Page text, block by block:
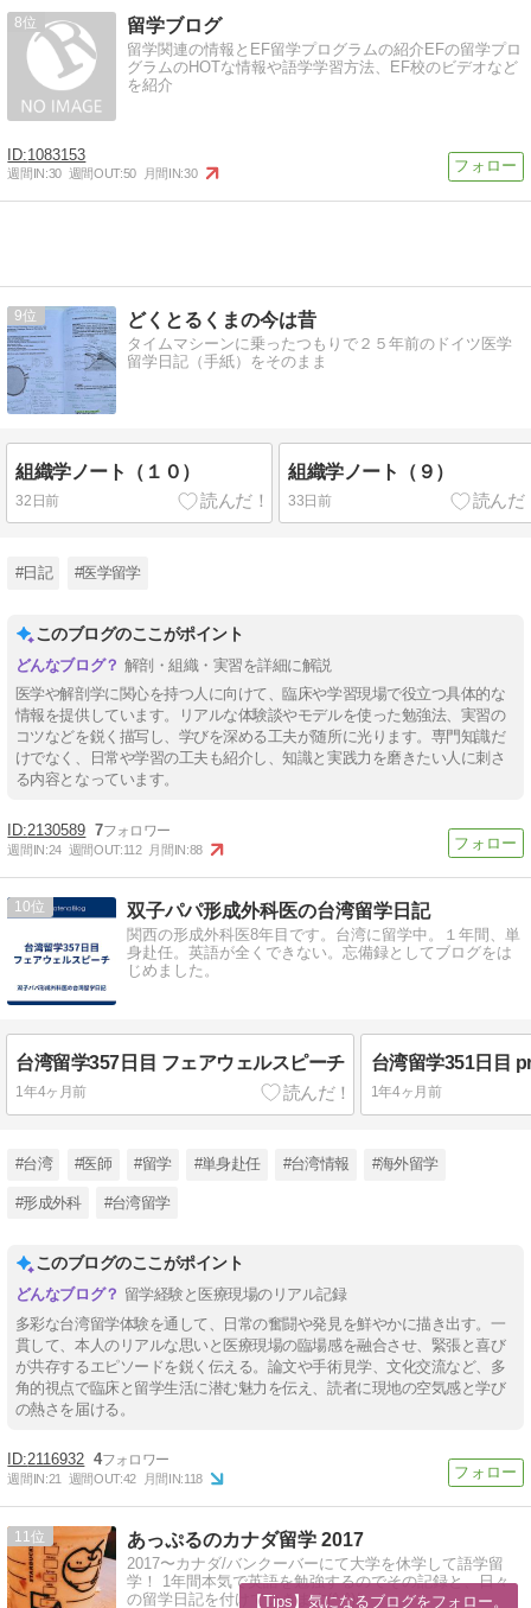
8 留学ブログ
留学関連の情報とEF留学プログラムの紹介EFの留学プロ
グラムのHOTな情報や語学学習方法、EF校のビデオなど
を紹介
1083153
週間IN:30 週間OUT:50 月間IN:30
9 どくとるくまの今は昔
タイムマシーンに乗ったつもりで２５年前のドイツ医学
留学日記（手紙）をそのまま
組織学ノート（１０）
32日前
組織学ノート（９）
33日前
#日記 #医学留学
このブログのここがポイント
解剖・組織・実習を詳細に解説
医学や解剖学に関心を持つ人に向けて、臨床や学習現場で役立つ具体的な
情報を提供しています。リアルな体験談やモデルを使った勉強法、実習の
コツなどを鋭く描写し、学びを深める工夫が随所に光ります。専門知識だ
けでなく、日常や学習の工夫も紹介し、知識と実践力を磨きたい人に刺さ
る内容となっています。
2130589 7
週間IN:24 週間OUT:112 月間IN:88
10 双子パパ形成外科医の台湾留学日記
関西の形成外科医8年目です。台湾に留学中。１年間、単
身赴任。英語が全くできない。忘備録としてブログをは
じめました。
台湾留学357日目 フェアウェルスピーチ
1年4ヶ月前
台湾留学351日目
1年4ヶ月前
#台湾 #医師 #留学 #単身赴任 #台湾情報 #海外留学
#形成外科 #台湾留学
このブログのここがポイント
留学経験と医療現場のリアル記録
多彩な台湾留学体験を通して、日常の奮闘や発見を鮮やかに描き出す。一
貫して、本人のリアルな思いと医療現場の臨場感を融合させ、緊張と喜び
が共存するエピソードを鋭く伝える。論文や手術見学、文化交流など、多
角的視点で臨床と留学生活に潜む魅力を伝え、読者に現地の空気感と学び
の熱さを届ける。
2116932 4
週間IN:21 週間OUT:42 月間IN:118
11 あっぷるのカナダ留学 2017
2017〜カナダ/バンクーバーにて大学を休学して語学留
学！ 1年間本気で英語を勉強するのでその記録と、日々
の留学日記を付けていきます(^-^)/【Tips】気になるブログをフォロー。